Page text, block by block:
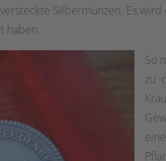
Silbermünzen. Es
haben.
So
zu